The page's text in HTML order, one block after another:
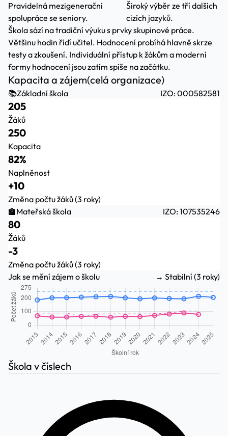
Pravidelná mezigenerační
spolupráce se seniory.
Široký výběr ze tří dalších
cizích jazyků.
Škola sází na tradiční výuku s prvky skupinové práce.
Většinu hodin řídí učitel. Hodnocení probíhá hlavně skrze
testy a zkoušení. Individuální přístup k žákům a moderní
formy hodnocení jsou zatím spíše na začátku.
Kapacita a zájem(celá organizace)
📚Základní škola IZO: 000582581
205
Žáků
250
Kapacita
82%
Naplněnost
+10
Změna počtu žáků (3 roky)
🏫Mateřská škola IZO: 107535246
80
Žáků
-3
Změna počtu žáků (3 roky)
Jak se mění zájem o školu
→ Stabilní (3 roky)
Škola v číslech